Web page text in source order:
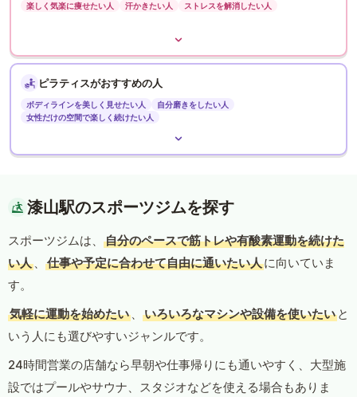
楽しく気楽に痩せたい人 汗かきたい人 ストレスを解消したい人
ピラティスがおすすめの人
ボディラインを美しく見せたい人
自分磨きをしたい人
女性だけの空間で楽しく続けたい人
漆山駅のスポーツジムを探す
スポーツジムは、
自分のペースで筋トレや有酸素運動を続けた
い人 、 仕事や予定に合わせて自由に通いたい人に向いていま
す。
気軽に運動を始めたい 、 いろいろなマシンや設備を使いたい と
いう人にも選びやすいジャンルです。
24時間営業の店舗なら早朝や仕事帰りにも通いやすく、大型施
設ではプールやサウナ、スタジオなどを使える場合もありま